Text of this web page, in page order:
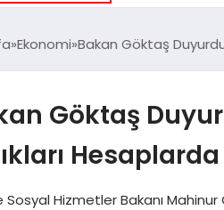
Ekonomi Bakan Göktaş Duyurdu
Göktaş
Hesaplarda
Sosyal Hizmetler Bakanı Mahinur